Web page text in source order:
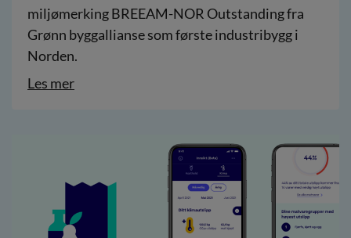
miljømerking BREEAM-NOR Outstanding fra
Grønn byggallianse som første industribygg i
Norden.
Les mer